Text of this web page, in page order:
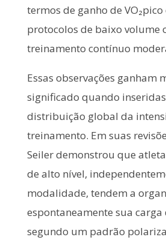
termos de ganho de
protocolos de baixo volume
treinamento contínuo
Essas observações ganham
significado quando
distribuição global da
treinamento. Em suas
Seiler demonstrou que
de alto nível,
modalidade, tendem a
espontaneamente sua
segundo um padrão